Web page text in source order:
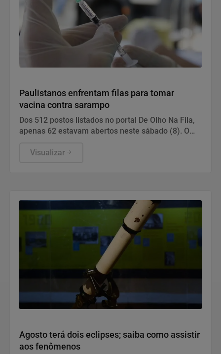
Paulistanos enfrentam filas para tomar
vacina contra sarampo
Dos 512 postos listados no portal De Olho Na Fila,
apenas 62 estavam abertos neste sábado (8). O
segunda a sexta-feira.
Visualizar
Agosto terá dois eclipses; saiba como assistir
aos fenômenos